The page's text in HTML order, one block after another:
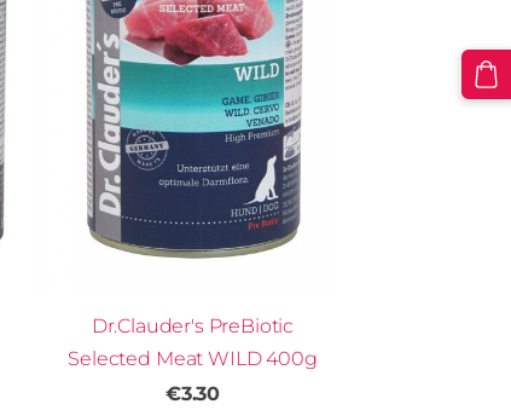
Dr.Clauder's PreBiotic
Selected Meat WILD 400g
€3.30